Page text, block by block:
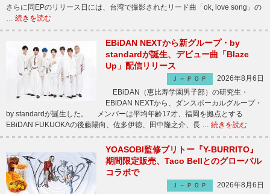
さらに同EPのリリース日には、台湾で撮影されたリード曲「ok, love song」の
… 続きを読む
EBiDAN NEXTから新グループ・by
standardが誕生、デビュー曲「Blaze
Up」配信リリース
Ｊ－ＰＯＰ
2026年8月6日
EBiDAN（恵比寿学園男子部）の研究生・
EBiDAN NEXTから、ダンスボーカルグループ・
by standardが誕生した。 メンバーは平均年齢17才、福岡を拠点とする
EBiDAN FUKUOKAの後藤陽向、佐多伊徳、田中隆之介、長 … 続きを読む
YOASOBI監修ブリトー『Y-BURRITO』
期間限定販売、Taco Bellとのグローバル
コラボで
Ｊ－ＰＯＰ
2026年8月6日